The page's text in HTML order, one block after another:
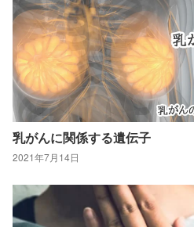
乳がんに関係する遺伝子
2021年7月14日